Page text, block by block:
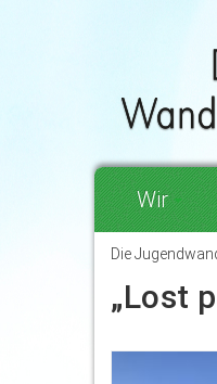
Wir
Die
„Lost